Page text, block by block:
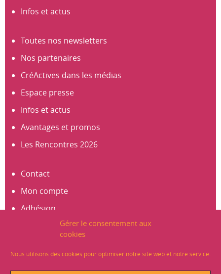
Gérer le consentement aux
cookies
Nous utilisons des cookies pour optimiser notre site web et notre service.
Infos et actus
Toutes nos newsletters
Nos partenaires
CréActives dans les médias
Espace presse
Infos et actus
Avantages et promos
Les Rencontres 2026
Contact
Mon compte
Adhésion
S’abonner à la newsletter